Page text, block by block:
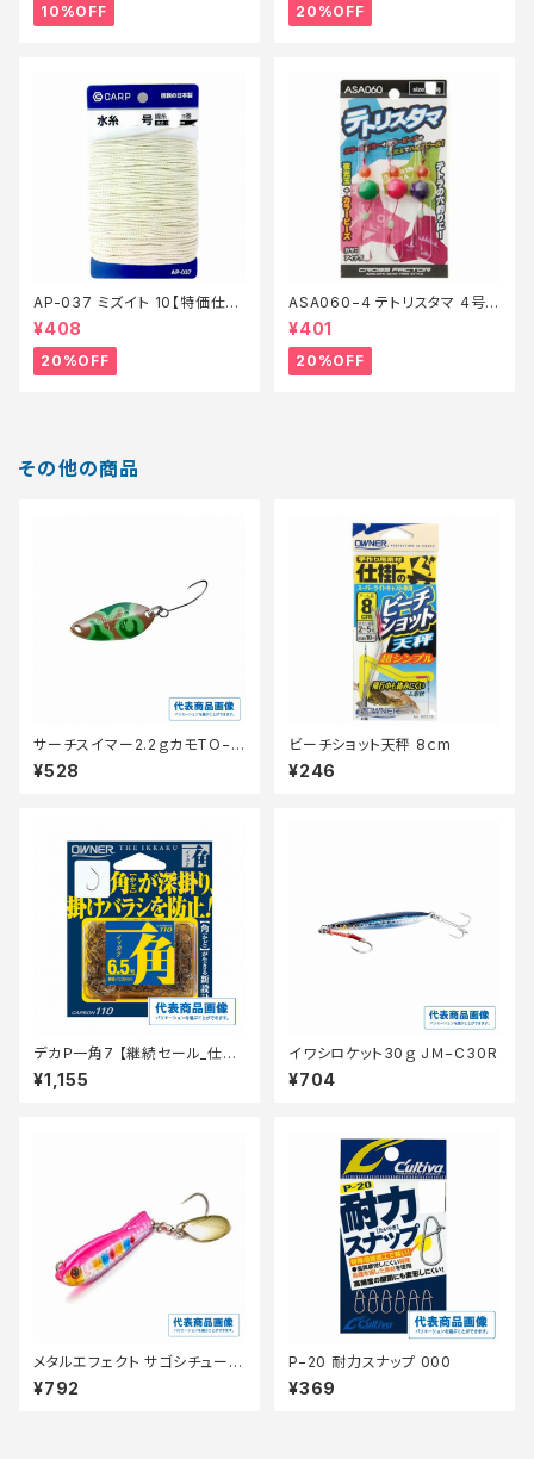
10%OFF 20%OFF
AP-037 ミズイト 10【特価仕
掛】【20】
¥408
20%OFF
ASA060−4 テトリスタマ 4号
【特価仕掛】【20】
¥401
20%OFF
その他の商品
サーチスイマー2.2ｇカモTO−W
22S
¥528
ビーチショット天秤 8ｃm
¥246
デカＰ一角7 【継続セール_仕
掛】
¥1,155
イワシロケット30ｇ JＭ−C30R
¥704
メタルエフェクト サゴシチューン
30g
¥792
P−20 耐力スナップ 000
¥369